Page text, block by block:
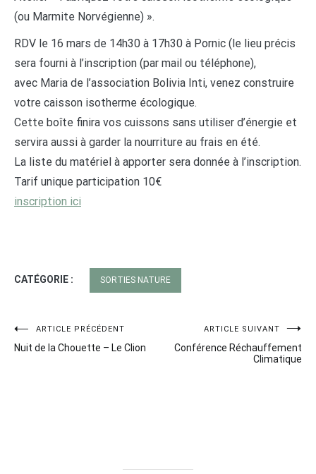
(ou Marmite Norvégienne) ».
RDV le 16 mars de 14h30 à 17h30 à Pornic (le lieu précis
sera fourni à l’inscription (par mail ou téléphone),
avec Maria de l’association Bolivia Inti, venez construire
votre caisson isotherme écologique.
Cette boîte finira vos cuissons sans utiliser d’énergie et
servira aussi à garder la nourriture au frais en été.
La liste du matériel à apporter sera donnée à l’inscription.
Tarif unique participation 10€
inscription ici
CATÉGORIE : SORTIES NATURE
Navigation
de
ARTICLE PRÉCÉDENT
Nuit de la Chouette – Le Clion
ARTICLE SUIVANT
Conférence Réchauffement
Climatique